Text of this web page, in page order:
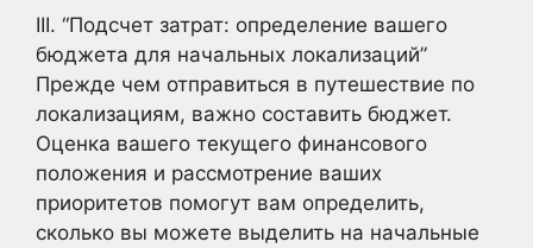
III. “Подсчет затрат: определение вашего
бюджета для начальных локализаций”
Прежде чем отправиться в путешествие по
локализациям, важно составить бюджет.
Оценка вашего текущего финансового
положения и рассмотрение ваших
приоритетов помогут вам определить,
сколько вы можете выделить на начальные